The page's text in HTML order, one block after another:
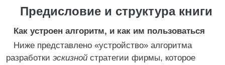
Предисловие и структура книги
Как устроен алгоритм, и как им пользоваться
Ниже представлено «устройство» алгоритма
разработки эскизной стратегии фирмы, которое